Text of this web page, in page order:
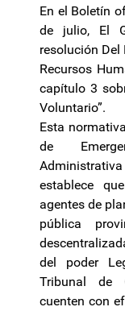
En el Boletín
de julio, El
resolución
Recursos
capítulo 3
Voluntario”.
Esta
de
establece
agentes de
pública
del poder
Tribunal de
cuenten con